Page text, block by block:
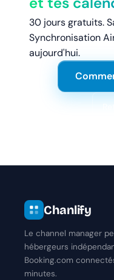
30 jours gratuits.
Synchronisation
aujourd'hui.
Chanlify
Le channel manager
hébergeurs
Booking.com
minutes.